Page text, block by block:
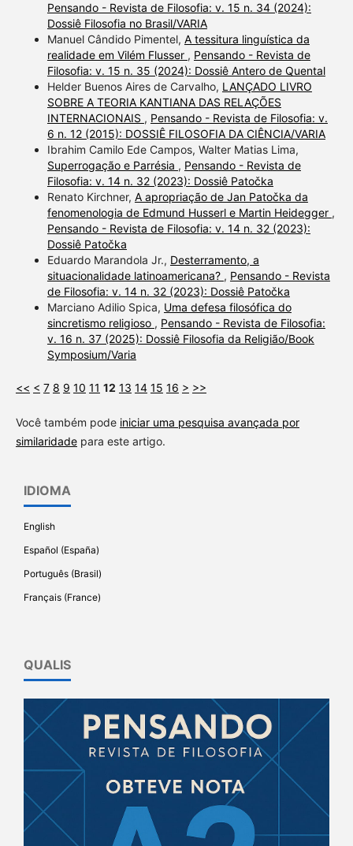
Pensando - Revista de Filosofia: v. 15 n. 34 (2024):
Dossiê Filosofia no Brasil/VARIA
Manuel Cândido Pimentel, A tessitura linguística da
realidade em Vilém Flusser , Pensando - Revista de
Filosofia: v. 15 n. 35 (2024): Dossiê Antero de Quental
Helder Buenos Aires de Carvalho, LANÇADO LIVRO
SOBRE A TEORIA KANTIANA DAS RELAÇÕES
INTERNACIONAIS , Pensando - Revista de Filosofia: v.
6 n. 12 (2015): DOSSIÊ FILOSOFIA DA CIÊNCIA/VARIA
Ibrahim Camilo Ede Campos, Walter Matias Lima,
Superrogação e Parrésia , Pensando - Revista de
Filosofia: v. 14 n. 32 (2023): Dossiê Patočka
Renato Kirchner, A apropriação de Jan Patočka da
fenomenologia de Edmund Husserl e Martin Heidegger ,
Pensando - Revista de Filosofia: v. 14 n. 32 (2023):
Dossiê Patočka
Eduardo Marandola Jr., Desterramento, a
situacionalidade latinoamericana? , Pensando - Revista
de Filosofia: v. 14 n. 32 (2023): Dossiê Patočka
Marciano Adilio Spica, Uma defesa filosófica do
sincretismo religioso , Pensando - Revista de Filosofia:
v. 16 n. 37 (2025): Dossiê Filosofia da Religião/Book
Symposium/Varia
<< < 7 8 9 10 11 12 13 14 15 16 > >>
Você também pode iniciar uma pesquisa avançada por
similaridadepara este artigo.
IDIOMA
English
Español (España)
Português (Brasil)
Français (France)
QUALIS